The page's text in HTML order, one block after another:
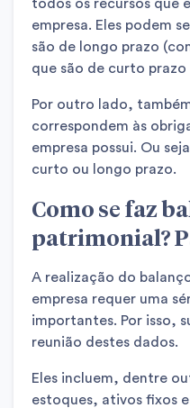
todos os recursos que
empresa. Eles podem
são de longo prazo
que são de curto
Por outro lado,
correspondem às
empresa possui. Ou
curto ou longo prazo.
Como se faz
patrimonial?
A realização do
empresa requer uma
importantes. Por isso,
reunião destes dados.
Eles incluem, dentre
estoques, ativos fixos